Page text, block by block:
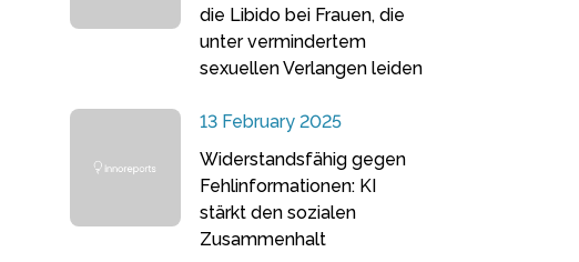
die Libido bei Frauen, die
unter vermindertem
sexuellen Verlangen leiden
13 February 2025
Widerstandsfähig gegen
Fehlinformationen: KI
stärkt den sozialen
Zusammenhalt